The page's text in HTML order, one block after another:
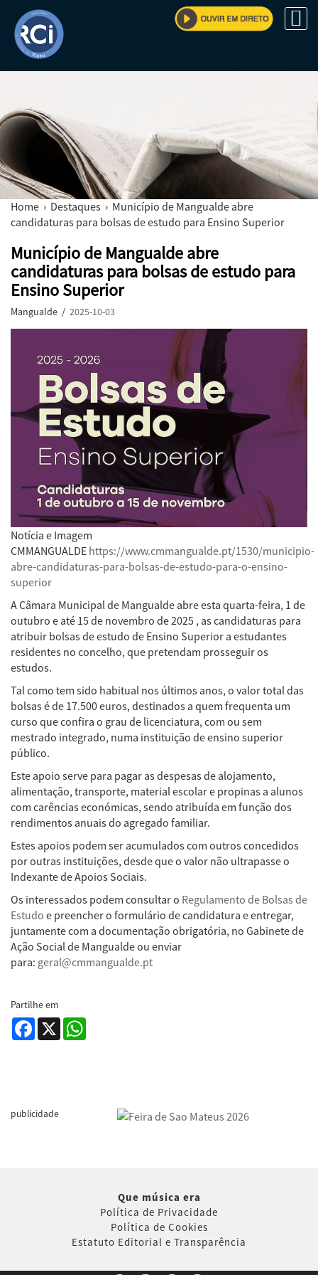
Home › Destaques › Município de Mangualde abre
candidaturas para bolsas de estudo para Ensino Superior
Município de Mangualde abre
candidaturas para bolsas de estudo para
Ensino Superior
Mangualde / 2025-10-03
Notícia e Imagem
CMMANGUALDE https://www.cmmangualde.pt/1530/municipio-
abre-candidaturas-para-bolsas-de-estudo-para-o-ensino-
superior
A Câmara Municipal de Mangualde abre esta quarta-feira, 1 de
outubro e até 15 de novembro de 2025 , as candidaturas para
atribuir bolsas de estudo de Ensino Superior a estudantes
residentes no concelho, que pretendam prosseguir os
estudos.
Tal como tem sido habitual nos últimos anos, o valor total das
bolsas é de 17.500 euros, destinados a quem frequenta um
curso que confira o grau de licenciatura, com ou sem
mestrado integrado, numa instituição de ensino superior
público.
Este apoio serve para pagar as despesas de alojamento,
alimentação, transporte, material escolar e propinas a alunos
com carências económicas, sendo atribuída em função dos
rendimentos anuais do agregado familiar.
Estes apoios podem ser acumulados com outros concedidos
por outras instituições, desde que o valor não ultrapasse o
Indexante de Apoios Sociais.
Os interessados podem consultar o Regulamento de Bolsas de
Estudo e preencher o formulário de candidatura e entregar,
juntamente com a documentação obrigatória, no Gabinete de
Ação Social de Mangualde ou enviar
para: geral@cmmangualde.pt
Partilhe em
Facebook
X
publicidade
Que música era
Política de Privacidade
Política de Cookies
Estatuto Editorial e Transparência